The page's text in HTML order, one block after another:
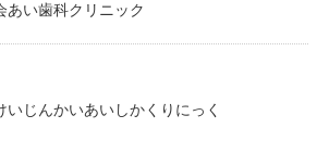
あい歯科クリニック
いじんかいあいしかくりにっく